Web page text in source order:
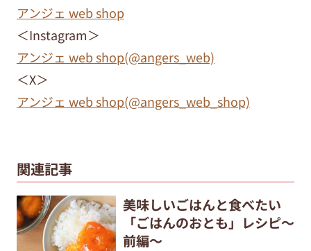
アンジェ web shop
＜Instagram＞
アンジェ web shop(@angers_web)
＜X＞
アンジェ web shop(@angers_web_shop)
関連記事
美味しいごはんと食べたい
「ごはんのおとも」レシピ～
前編～